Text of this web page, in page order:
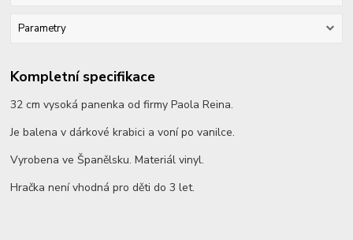
Parametry
Kompletní specifikace
32 cm vysoká panenka od firmy Paola Reina.
Je balena v dárkové krabici a voní po vanilce.
Vyrobena ve Španělsku. Materiál vinyl.
Hračka není vhodná pro děti do 3 let.